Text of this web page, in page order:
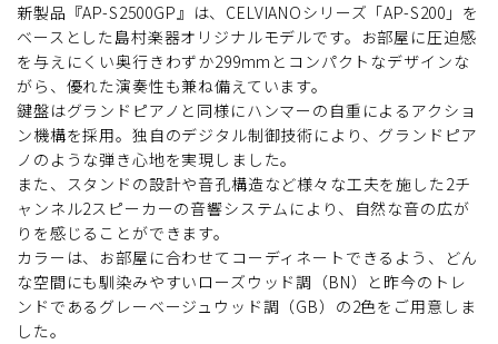
新製品『AP-S2500GP』は、CELVIANOシリーズ「AP-S200」を
ベースとした島村楽器オリジナルモデルです。お部屋に圧迫感
を与えにくい奥行きわずか299mmとコンパクトなデザインな
がら、優れた演奏性も兼ね備えています。
鍵盤はグランドピアノと同様にハンマーの自重によるアクショ
ン機構を採用。独自のデジタル制御技術により、グランドピア
ノのような弾き心地を実現しました。
また、スタンドの設計や音孔構造など様々な工夫を施した2チ
ャンネル2スピーカーの音響システムにより、自然な音の広が
りを感じることができます。
カラーは、お部屋に合わせてコーディネートできるよう、どん
な空間にも馴染みやすいローズウッド調（BN）と昨今のトレ
ンドであるグレーベージュウッド調（GB）の2色をご用意しま
した。